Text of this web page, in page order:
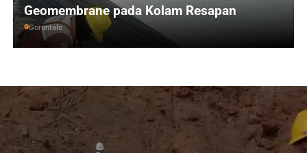
Geomembrane pada Kolam Resapan
Gorontalo